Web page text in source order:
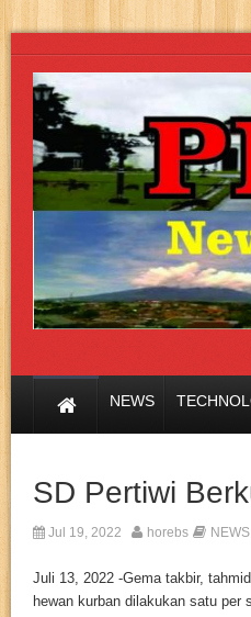
NEWS
SD Pertiwi
Jul 19, 2022 horebs NEWS
Juli 13, 2022 -Gema takbir,
hewan kurban dilakukan satu per